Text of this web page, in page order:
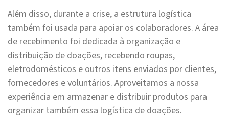
Além disso, durante a crise, a estrutura logística
também foi usada para apoiar os colaboradores. A área
de recebimento foi dedicada à organização e
distribuição de doações, recebendo roupas,
eletrodomésticos e outros itens enviados por clientes,
fornecedores e voluntários. Aproveitamos a nossa
experiência em armazenar e distribuir produtos para
organizar também essa logística de doações.